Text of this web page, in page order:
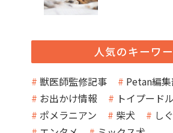
人気のキーワ
獣医師監修記事
Petan編
お出かけ情報
トイプードル
ポメラニアン
柴犬
し